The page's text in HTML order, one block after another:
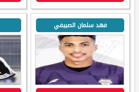
فهد سلمان الصييفي